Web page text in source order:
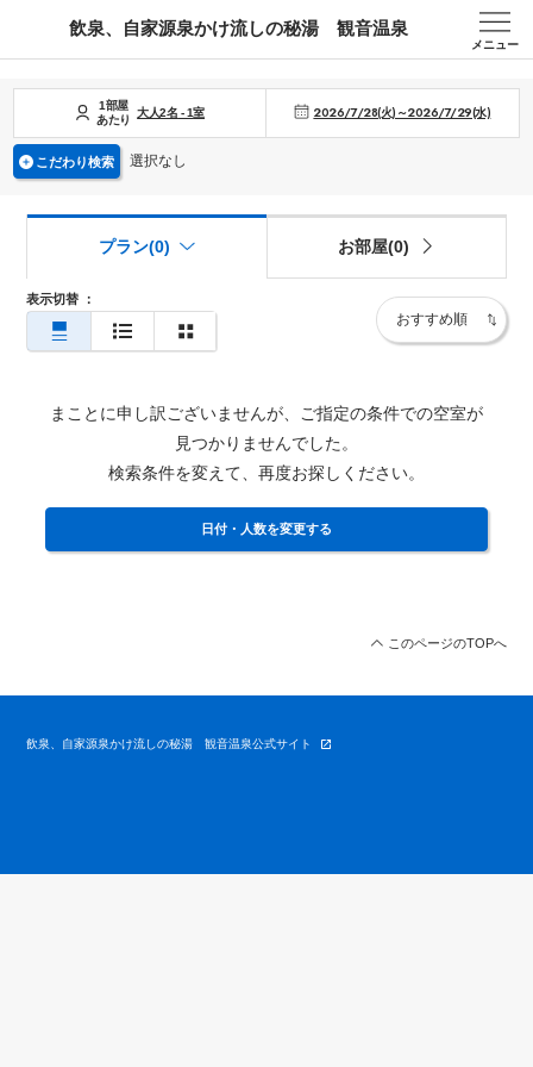
飲泉、自家源泉かけ流しの秘湯 観音温泉
メニュー
1部屋
あたり
大人2名 -1室 2026/7/28(火)～2026/7/29(水)
こだわり検索 選択なし
表示切替 ：
プラン(0) お部屋(0)
まことに申し訳ございませんが、ご指定の条件での空室が
見つかりませんでした。
検索条件を変えて、再度お探しください。
日付・人数を変更する
このページのTOPへ
飲泉、自家源泉かけ流しの秘湯 観音温泉公式サイト